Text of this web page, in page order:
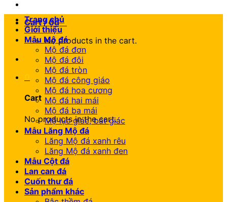
Cart /0₫ 0
No products in the cart.
Cart
No products in the cart.
Trang chủ
Giới thiệu
Mẫu Mộ đá
Mộ đá đơn
Mộ đá đôi
Mộ đá tròn
Mộ đá công giáo
Mộ đá hoa cương
Mộ đá hai mái
Mộ đá ba mái
Mộ lục giác, bát giác
Mẫu Lăng Mộ đá
Lăng Mộ đá xanh rêu
Lăng Mộ đá xanh đen
Mẫu Cột đá
Lan can đá
Cuốn thư đá
Sản phẩm khác